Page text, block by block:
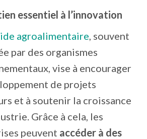
essentiel à l’innovation
agroalimentaire, souvent
par des organismes
vise à encourager
de projets
et à soutenir la croissance
Grâce à cela, les
peuvent accéder à des